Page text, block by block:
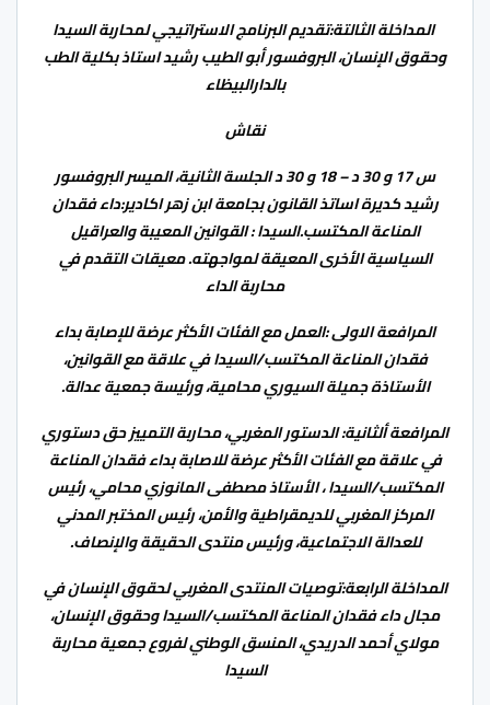
المداخلة الثالتة:تقديم البرنامج الاستراتيجي لمحاربة السيدا
وحقوق الإنسان، البروفسور أبو الطيب رشيد استاذ بكلية الطب
بالدارالبيظاء
نقاش
س 17 و 30 د – 18 و 30 د الجلسة الثانية، الميسر البروفسور
رشيد كديرة اساتذ القانون بجامعة ابن زهر اكادير:داء فقدان
المناعة المكتسب.السيدا : القوانين المعيبة والعراقيل
السياسية الأخرى المعيقة لمواجهته. معيقات التقدم في
محاربة الداء
المرافعة الاولى :العمل مع الفئات الأكثر عرضة للإصابة بداء
فقدان المناعة المكتسب/السيدا في علاقة مع القوانين،
الأستاذة جميلة السيوري محامية، ورئيسة جمعية عدالة.
المرافعة ألثانية: الدستور المغربي، محاربة التمييز حق دستوري
في علاقة مع الفئات الأكثر عرضة للاصابة بداء فقدان المناعة
المكتسب/السيدا ، الأستاذ مصطفى المانوزي محامي، رئيس
المركز المغربي للديمقراطية والأمن، رئيس المختبر المدني
للعدالة الاجتماعية، ورئيس منتدى الحقيقة والإنصاف.
المداخلة الرابعة:توصيات المنتدى المغربي لحقوق الإنسان في
مجال داء فقدان المناعة المكتسب/السيدا وحقوق الإنسان،
مولاي أحمد الدريدي، المنسق الوطني لفروع جمعية محاربة
السيدا